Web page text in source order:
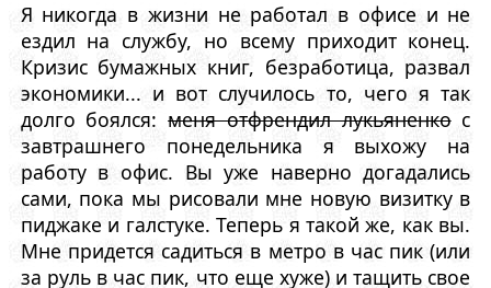
Я никогда в жизни не работал в офисе и не
ездил на службу, но всему приходит конец.
Кризис бумажных книг, безработица, развал
экономики... и вот случилось то, чего я так
долго боялся:меня отфрендил лукьяненкос
завтрашнего понедельника я выхожу на
работу в офис. Вы уже наверно догадались
сами, пока мы рисовали мне новую визитку в
пиджаке и галстуке. Теперь я такой же, как вы.
Мне придется садиться в метро в час пик (или
за руль в час пик, что еще хуже) и тащить свое